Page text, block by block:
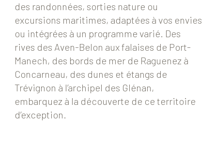
des randonnées, sorties nature ou
excursions maritimes, adaptées à vos envies
ou intégrées à un programme varié. Des
rives des Aven-Belon aux falaises de Port-
Manech, des bords de mer de Raguenez à
Concarneau, des dunes et étangs de
Trévignon à l’archipel des Glénan,
embarquez à la découverte de ce territoire
d’exception.